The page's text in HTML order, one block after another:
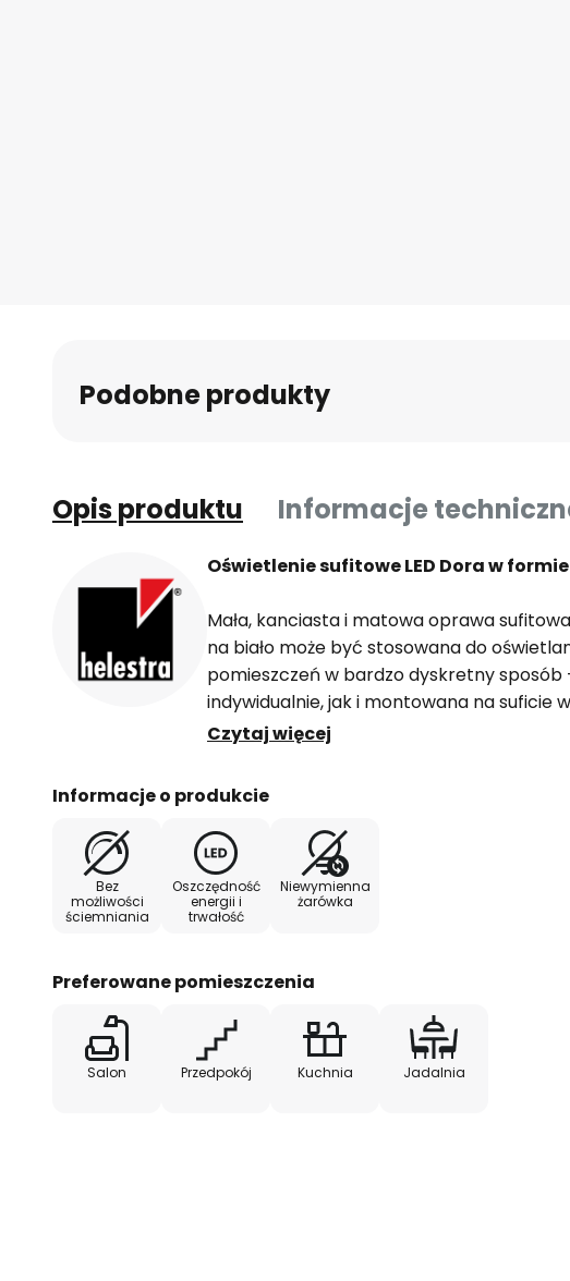
Podobne produkty
Opis produktu Informacje
Oświetlenie sufitowe LED Dora w
Mała, kanciasta i matowa oprawa
na biało może być stosowana do
pomieszczeń w bardzo dyskretny
indywidualnie, jak i montowana na suficie
jednostek. Ciepłe białe diody LED są
światło bezpośrednio w dół do
Bardzo prosta konstrukcja oprawy
w szerokiej gamie kolorystycznej i
jest ona ograniczonym źródłem światła,
uwagi.
Czytaj więcej
Informacje o produkcie
Bez
możliwości
ściemniania
Oszczędność
energii i
trwałość
Niewymienna
żarówka
Preferowane pomieszczenia
Salon Przedpokój Kuchnia Jadalnia